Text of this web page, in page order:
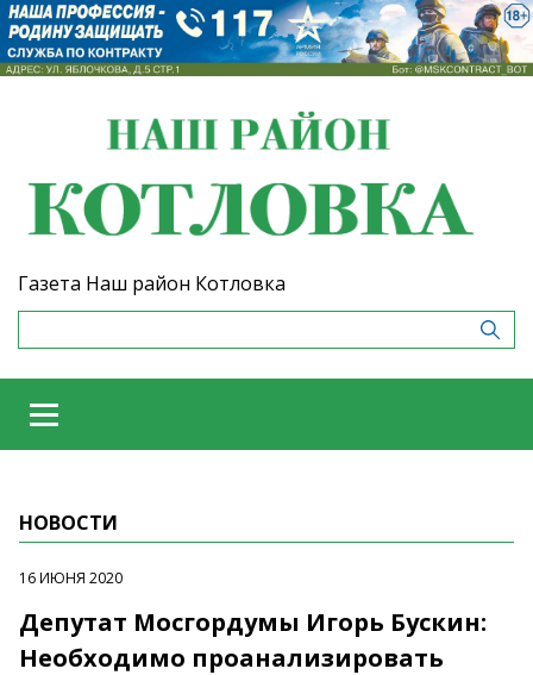
Газета Наш район Котловка
НОВОСТИ
16 ИЮНЯ 2020
Депутат Мосгордумы Игорь Бускин:
Необходимо проанализировать